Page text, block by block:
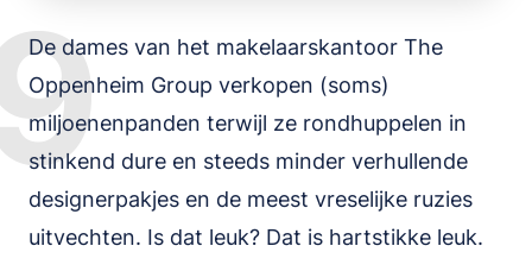
De dames van het makelaarskantoor The
Oppenheim Group verkopen (soms)
miljoenenpanden terwijl ze rondhuppelen in
stinkend dure en steeds minder verhullende
designerpakjes en de meest vreselijke ruzies
uitvechten. Is dat leuk? Dat is hartstikke leuk.